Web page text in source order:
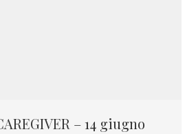
– 14 giugno